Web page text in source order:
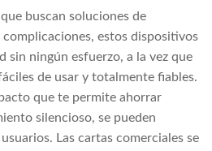
buscan soluciones de
estos dispositivos
ningún esfuerzo, a la vez que
de usar y totalmente fiables.
que te permite ahorrar
silencioso, se pueden
Las cartas comerciales se